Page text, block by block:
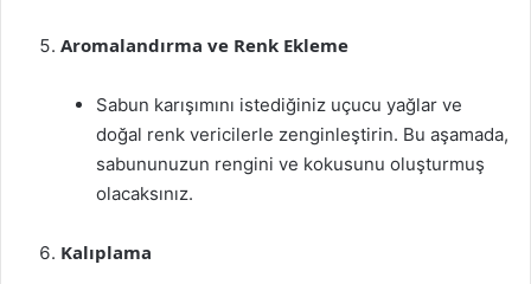
Aromalandırma ve Renk Ekleme
Sabun karışımını istediğiniz uçucu yağlar ve
doğal renk vericilerle zenginleştirin. Bu aşamada,
sabununuzun rengini ve kokusunu oluşturmuş
olacaksınız.
Kalıplama